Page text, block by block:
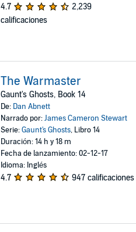
4.7
2,239
calificaciones
The Warmaster
Gaunt's Ghosts, Book 14
De: Dan Abnett
Narrado por:James Cameron Stewart
Serie:Gaunt's Ghosts, Libro 14
Duración: 14 h y 18 m
Fecha de lanzamiento: 02-12-17
Idioma: Inglés
4.7 947 calificaciones